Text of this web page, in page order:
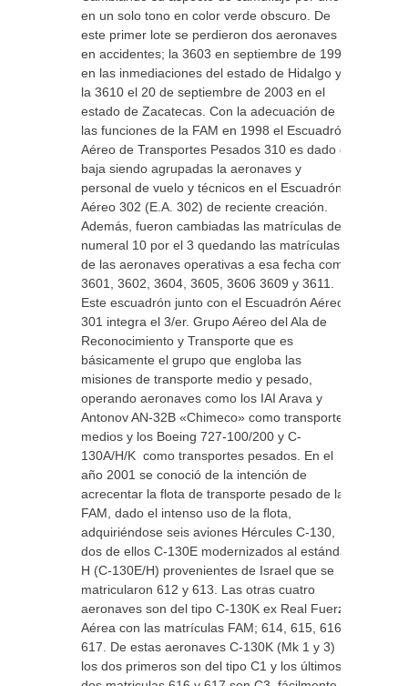
en un solo tono en color verde obscuro. De
este primer lote se perdieron dos aeronaves
en accidentes; la 3603 en septiembre de 1999,
en las inmediaciones del estado de Hidalgo y
la 3610 el 20 de septiembre de 2003 en el
estado de Zacatecas. Con la adecuación de
las funciones de la FAM en 1998 el Escuadrón
Aéreo de Transportes Pesados 310 es dado de
baja siendo agrupadas la aeronaves y
personal de vuelo y técnicos en el Escuadrón
Aéreo 302 (E.A. 302) de reciente creación.
Además, fueron cambiadas las matrículas del
numeral 10 por el 3 quedando las matrículas
de las aeronaves operativas a esa fecha como
3601, 3602, 3604, 3605, 3606 3609 y 3611.
Este escuadrón junto con el Escuadrón Aéreo
301 integra el 3/er. Grupo Aéreo del Ala de
Reconocimiento y Transporte que es
básicamente el grupo que engloba las
misiones de transporte medio y pesado,
operando aeronaves como los IAI Arava y
Antonov AN-32B «Chimeco» como transportes
medios y los Boeing 727-100/200 y C-
130A/H/K como transportes pesados. En el
año 2001 se conoció de la intención de
acrecentar la flota de transporte pesado de la
FAM, dado el intenso uso de la flota,
adquiriéndose seis aviones Hércules C-130,
dos de ellos C-130E modernizados al estándar
H (C-130E/H) provenientes de Israel que se
matricularon 612 y 613. Las otras cuatro
aeronaves son del tipo C-130K ex Real Fuerza
Aérea con las matrículas FAM; 614, 615, 616 y
617. De estas aeronaves C-130K (Mk 1 y 3)
los dos primeros son del tipo C1 y los últimos